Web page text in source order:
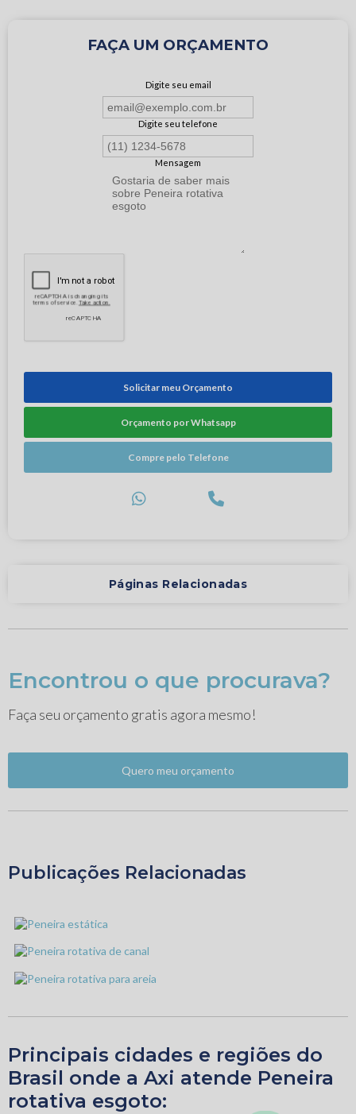
FAÇA UM ORÇAMENTO
Digite seu email
Digite seu telefone
Mensagem
Solicitar meu Orçamento
Orçamento por Whatsapp
Compre pelo Telefone
Páginas Relacionadas
Encontrou o que procurava?
Faça seu orçamento gratis agora mesmo!
Quero meu orçamento
Publicações Relacionadas
Principais cidades e regiões do
Brasil onde a Axi atende Peneira
rotativa esgoto: